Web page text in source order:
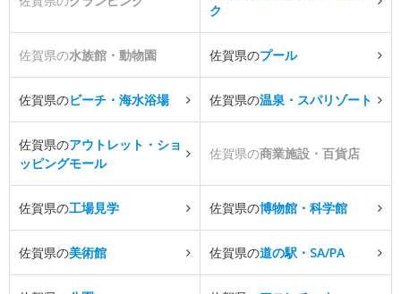
ク
佐賀県の水族館・動物園 佐賀県のプール
佐賀県のビーチ・海水浴場 佐賀県の温泉・スパリゾート
佐賀県のアウトレット・ショ
ッピングモール
佐賀県の商業施設・百貨店
佐賀県の工場見学 佐賀県の博物館・科学館
佐賀県の美術館 佐賀県の道の駅・SA/PA